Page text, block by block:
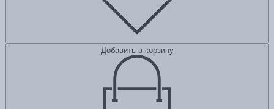
Добавить в корзину